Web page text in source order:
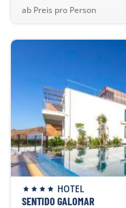
ab Preis pro Person
HOTEL
SENTIDO GALOMAR